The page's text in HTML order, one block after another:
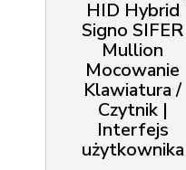
HID Hybrid
Signo SIFER
Mullion
Mocowanie
Klawiatura /
Czytnik |
Interfejs
użytkownika